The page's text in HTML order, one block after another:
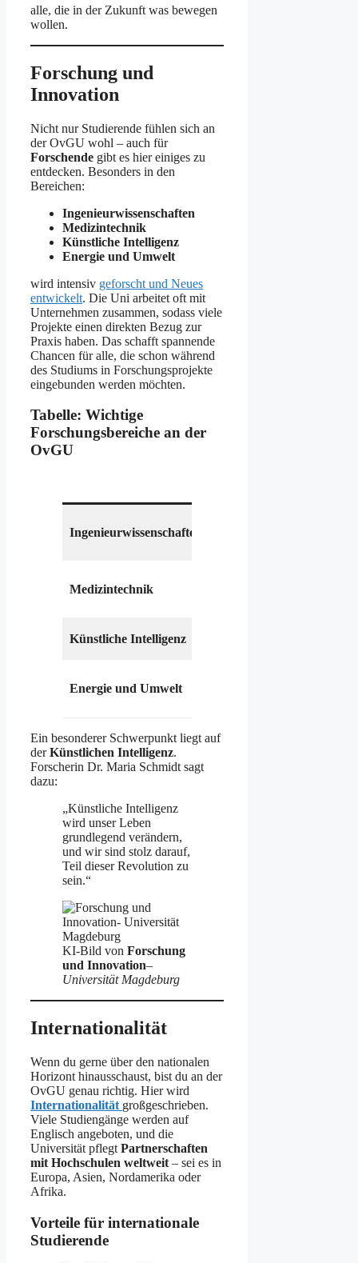
alle, die in der Zukunft was bewegen
wollen.
Forschung und
Innovation
Nicht nur Studierende fühlen sich an
der OvGU wohl – auch für
Forschende gibt es hier einiges zu
entdecken. Besonders in den
Bereichen:
Ingenieurwissenschaften
Medizintechnik
Künstliche Intelligenz
Energie und Umwelt
wird intensiv geforscht und Neues
entwickelt. Die Uni arbeitet oft mit
Unternehmen zusammen, sodass viele
Projekte einen direkten Bezug zur
Praxis haben. Das schafft spannende
Chancen für alle, die schon während
des Studiums in Forschungsprojekte
eingebunden werden möchten.
Tabelle: Wichtige
Forschungsbereiche an der
OvGU
Ingenieurwissenschaften
Medizintechnik
Künstliche Intelligenz
Energie und Umwelt
Ein besonderer Schwerpunkt liegt auf
derKünstlichen Intelligenz.
Forscherin Dr. Maria Schmidt sagt
dazu:
„Künstliche Intelligenz
wird unser Leben
grundlegend verändern,
und wir sind stolz darauf,
Teil dieser Revolution zu
sein.“
KI-Bild von Forschung
und Innovation–
Universität Magdeburg
Internationalität
Wenn du gerne über den nationalen
Horizont hinausschaust, bist du an der
OvGU genau richtig. Hier wird
Internationalität großgeschrieben.
Viele Studiengänge werden auf
Englisch angeboten, und die
Universität pflegt Partnerschaften
mit Hochschulen weltweit – sei es in
Europa, Asien, Nordamerika oder
Afrika.
Vorteile für internationale
Studierende